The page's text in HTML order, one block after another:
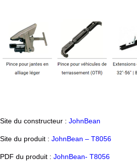
Site du constructeur : JohnBean
Site du produit : JohnBean – T8056
PDF du produit : JohnBean- T8056